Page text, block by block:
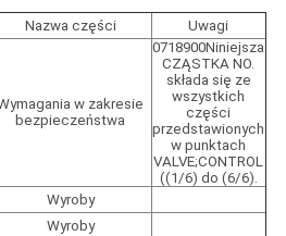
Nazwa części Uwagi
w zakresie
bezpieczeństwa
0718900Niniejsza
CZĄSTKA NO.
składa się ze
wszystkich
części
przedstawionych
w punktach
VALVE;CONTROL
((1/6) do (6/6).
Wyroby
Wyroby